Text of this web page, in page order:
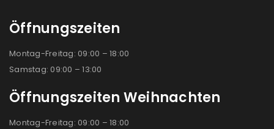
Öffnungszeiten
Montag-Freitag: 09:00 – 18:00
Samstag: 09:00 – 13:00
Öffnungszeiten Weihnachten
Montag-Freitag: 09:00 – 18:00